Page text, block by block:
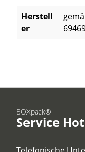
Herstell
er
BOXpack®
Service